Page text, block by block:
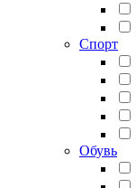
Спорт
Обувь